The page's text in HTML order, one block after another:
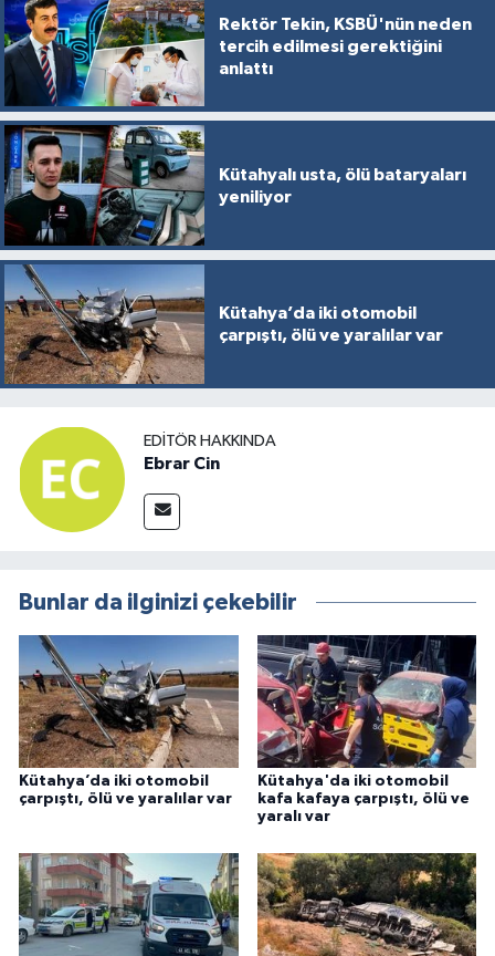
Rektör Tekin, KSBÜ'nün neden
tercih edilmesi gerektiğini
anlattı
Kütahyalı usta, ölü bataryaları
yeniliyor
Kütahya’da iki otomobil
çarpıştı, ölü ve yaralılar var
EDITÖR HAKKINDA
Ebrar Cin
Bunlar da ilginizi çekebilir
Kütahya’da iki otomobil
çarpıştı, ölü ve yaralılar var
Kütahya'da iki otomobil
kafa kafaya çarpıştı, ölü ve
yaralı var